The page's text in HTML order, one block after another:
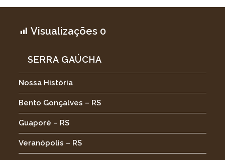
Visualizações 0
SERRA GAÚCHA
Nossa História
Bento Gonçalves – RS
Guaporé – RS
Veranópolis – RS